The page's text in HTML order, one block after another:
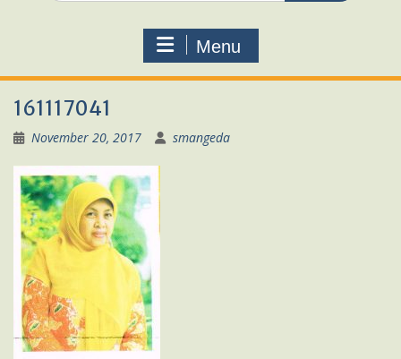
Menu
161117041
November 20, 2017 smangeda